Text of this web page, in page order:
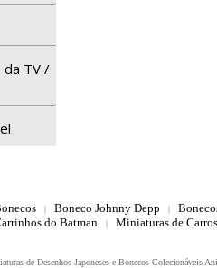
da TV /
| Boneco Johnny Depp |
do Batman | Miniaturas de
de Desenhos Japoneses e Bonecos Colecionáveis